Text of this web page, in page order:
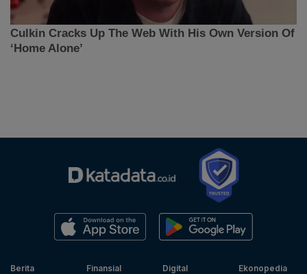
Berita
Finansial
Digital
Ekonopedia